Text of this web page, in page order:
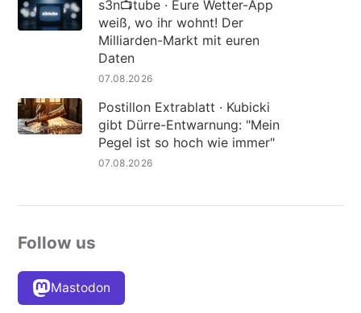
s3n📺tube · Eure Wetter-App
weiß, wo ihr wohnt! Der
Milliarden-Markt mit euren
Daten
07.08.2026
Postillon Extrablatt · Kubicki
gibt Dürre-Entwarnung: "Mein
Pegel ist so hoch wie immer"
07.08.2026
Follow us
Mastodon